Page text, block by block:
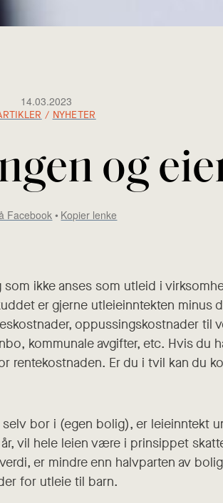
14.03.2023
/ NYHETER
og
Facebook Kopier lenke
ikke anses som utleid i
er gjerne utleieinntekten minus
oppussingskostnader til
kommunale avgifter, etc. Hvis du
rentekostnaden. Er du i tvil kan du
bor i (egen bolig), er leieinntekt
vil hele leien være i prinsippet
er mindre enn halvparten av
for utleie til barn.